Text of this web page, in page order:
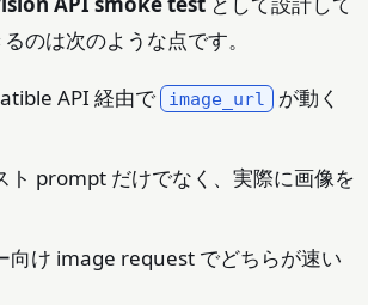
のは次のような点です。
API 経由で image_url が動く
ト prompt だけでなく、実際に画像を
向け image request でどちらが速い